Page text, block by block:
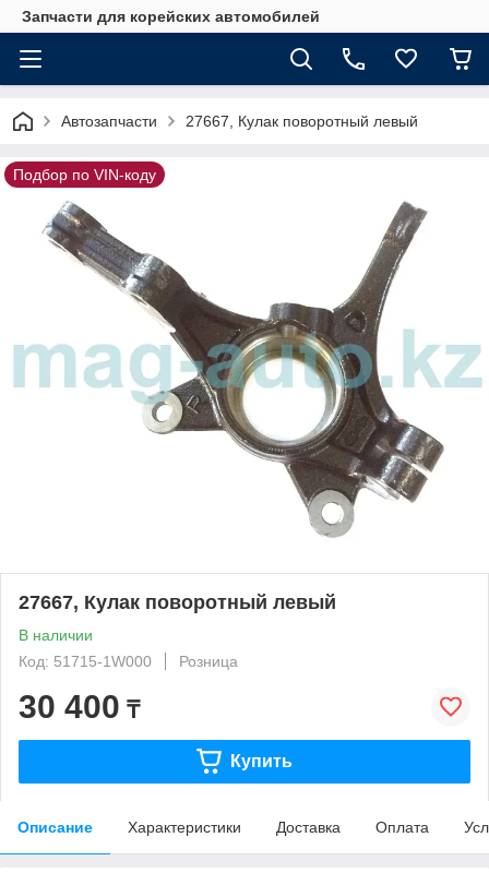
Запчасти для корейских автомобилей
Автозапчасти 27667, Кулак поворотный левый
Подбор по VIN-коду
27667, Кулак поворотный левый
В наличии
Код: 51715-1W000
Розница
30 400 ₸
Купить
Описание Характеристики Доставка Оплата